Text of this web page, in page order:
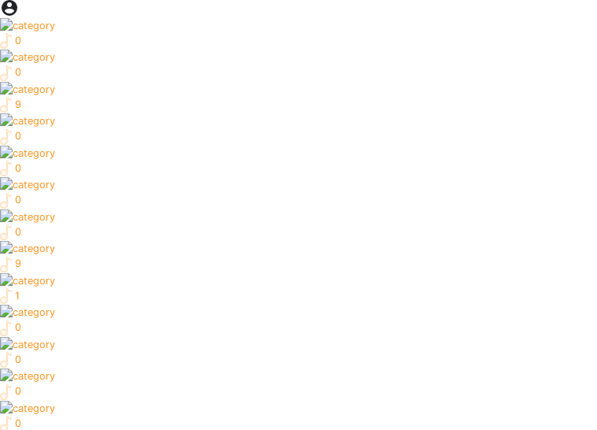
0
0
9
0
0
0
0
9
1
0
0
0
0